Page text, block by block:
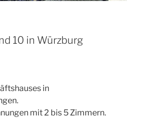
10 in Würzburg
in
mit 2 bis 5 Zimmern.